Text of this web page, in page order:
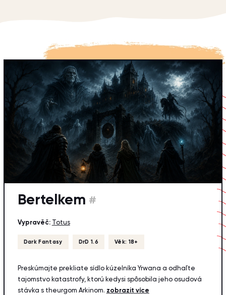
Bertelkem #
Vypravěč: Totus
Dark Fantasy DrD 1.6 Věk: 18+
Preskúmajte prekliate sídlo kúzelníka Yrwana a odhaľte
tajomstvo katastrofy, ktorú kedysi spôsobila jeho osudová
stávka s theurgom Arkinom. zobrazit více